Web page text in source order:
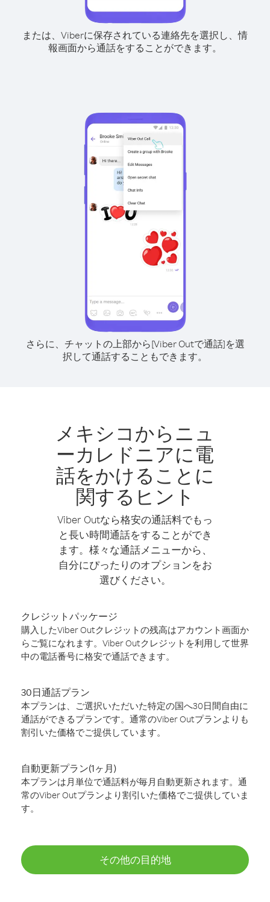
または、Viberに保存されている連絡先を選択し、情
報画面から通話をすることができます。
さらに、チャットの上部から[Viber Outで通話]を選
択して通話することもできます。
メキシコからニュ
ーカレドニアに電
話をかけることに
関するヒント
Viber Outなら格安の通話料でもっ
と長い時間通話をすることができ
ます。様々な通話メニューから、
自分にぴったりのオプションをお
選びください。
クレジットパッケージ
購入したViber Outクレジットの残高はアカウント画面か
らご覧になれます。Viber Outクレジットを利用して世界
中の電話番号に格安で通話できます。
30日通話プラン
本プランは、ご選択いただいた特定の国へ30日間自由に
通話ができるプランです。通常のViber Outプランよりも
割引いた価格でご提供しています。
自動更新プラン(1ヶ月)
本プランは月単位で通話料が毎月自動更新されます。通
常のViber Outプランより割引いた価格でご提供していま
す。
その他の目的地